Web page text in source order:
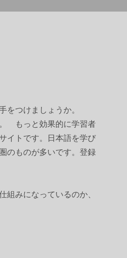
をつけましょうか。
もっと効果的に学習者
イトです。日本語を学び
のものが多いです。登録
みになっているのか、